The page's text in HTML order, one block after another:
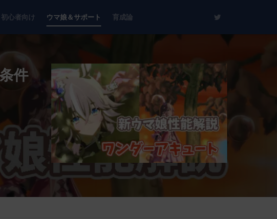
初心者向け ウマ娘＆サポート 育成論
件